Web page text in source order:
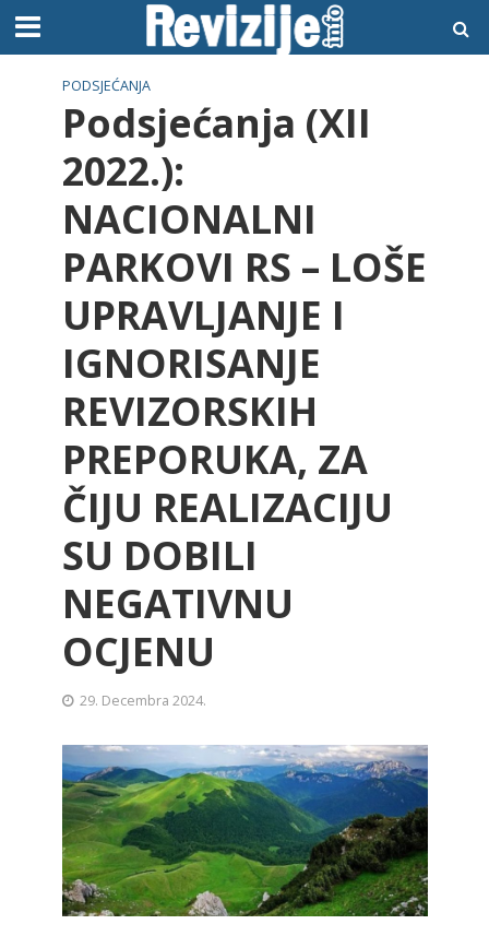
PODSJEĆANJA
Podsjećanja (XII
2022.):
NACIONALNI
PARKOVI RS – LOŠE
UPRAVLJANJE I
IGNORISANJE
REVIZORSKIH
PREPORUKA, ZA
ČIJU REALIZACIJU
SU DOBILI
NEGATIVNU
OCJENU
29. Decembra 2024.